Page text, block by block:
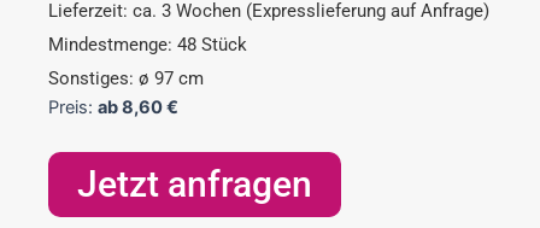
Lieferzeit: ca. 3 Wochen (Expresslieferung auf Anfrage)
Mindestmenge: 48 Stück
Sonstiges: ø 97 cm
Preis: ab8,60€
Jetzt anfragen